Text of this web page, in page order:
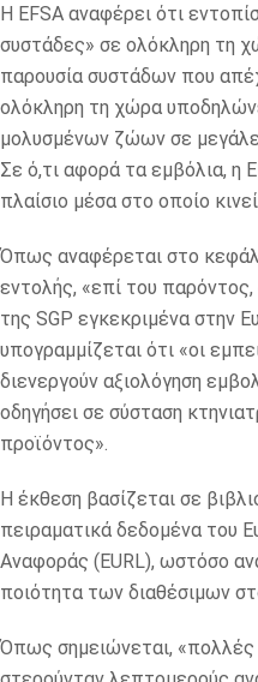
Η EFSA αναφέρει ότι
συστάδες» σε ολόκληρη τη
παρουσία συστάδων που
ολόκληρη τη χώρα
μολυσμένων ζώων σε
Σε ό,τι αφορά τα εμβόλια, η
πλαίσιο μέσα στο οποίο
Όπως αναφέρεται στο
εντολής, «επί του
της SGP εγκεκριμένα στην
υπογραμμίζεται ότι «οι
διενεργούν αξιολόγηση
οδηγήσει σε σύσταση
προϊόντος».
Η έκθεση βασίζεται σε
πειραματικά δεδομένα του
Αναφοράς (EURL), ωστόσο
ποιότητα των διαθέσιμων
Όπως σημειώνεται, «πολλές